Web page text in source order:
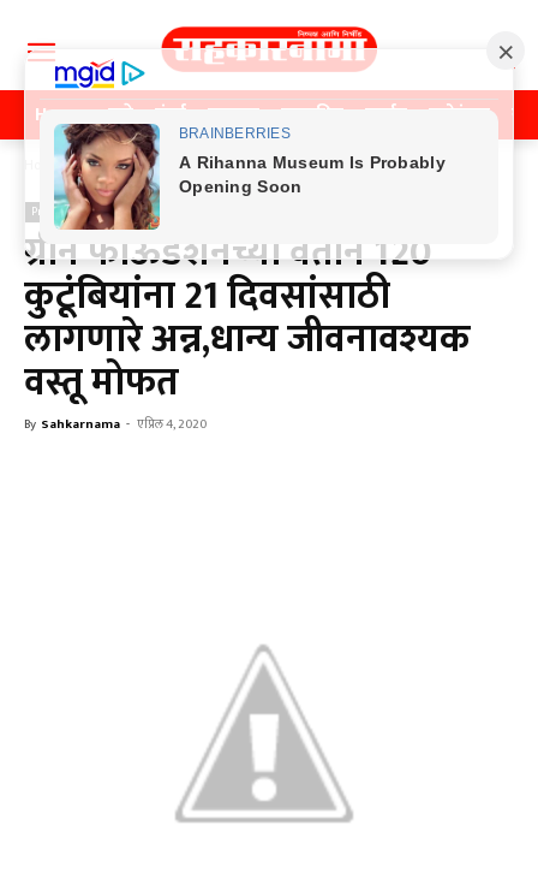
Home पुणे मुंबई महाराष्ट्र राजकीय क्राईम मनोरंजन
Home Previos News
Previos News
ग्रीन फाऊंडेशनच्या वतीने 120
कुटूंबियांना 21 दिवसांसाठी
लागणारे अन्न,धान्य जीवनावश्यक
वस्तू मोफत
By Sahkarnama - एप्रिल 4, 2020